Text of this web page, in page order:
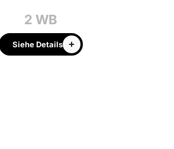
2 WB
Siehe Details